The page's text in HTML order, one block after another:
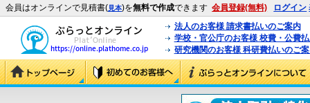
会員はオンラインで見積書(見本)を無料で作成できます 会員登録(無料) ログイン
法人のお客様 請求書払いのご案内
学校・官公庁のお客様 校費・公費
研究機関のお客様 科研費払いのご